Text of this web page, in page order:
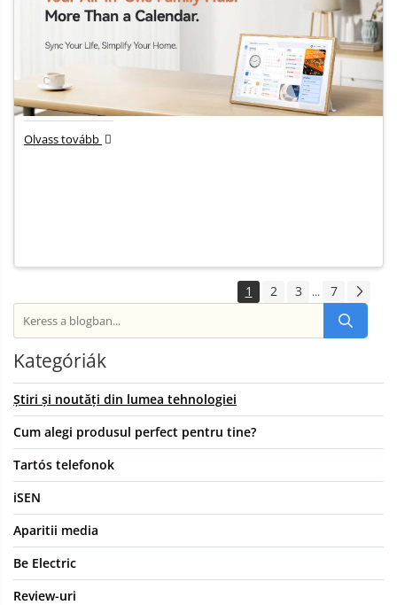
Olvass tovább
1 2 3 ... 7
Kategóriák
Știri și noutăți din lumea tehnologiei
Cum alegi produsul perfect pentru tine?
Tartós telefonok
iSEN
Aparitii media
Be Electric
Review-uri